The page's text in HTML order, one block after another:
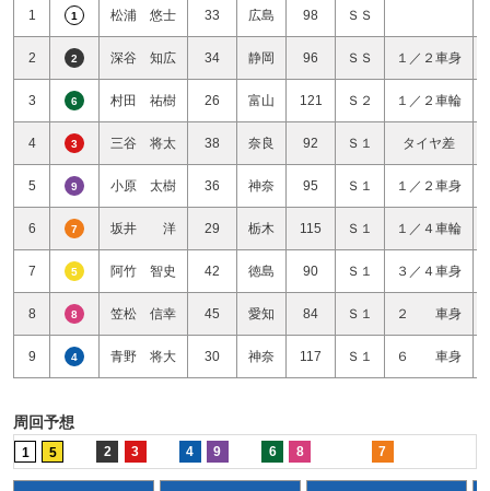
1 1 松浦 悠士 33 広島 98 ＳＳ
2 2 深谷 知広 34 静岡 96 ＳＳ １／２車身
3 6 村田 祐樹 26 富山 121 Ｓ２ １／２車輪
4 3 三谷 将太 38 奈良 92 Ｓ１ タイヤ差
5 9 小原 太樹 36 神奈 95 Ｓ１ １／２車身
6 7 坂井 洋 29 栃木 115 Ｓ１ １／４車輪
7 5 阿竹 智史 42 徳島 90 Ｓ１ ３／４車身
8 8 笠松 信幸 45 愛知 84 Ｓ１ ２ 車身
9 4 青野 将大 30 神奈 117 Ｓ１ ６ 車身
周回予想
1 5 2 3 4 9 6 8 7